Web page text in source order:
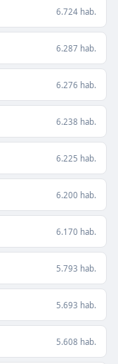
6.724 hab.
6.287 hab.
6.276 hab.
6.238 hab.
6.225 hab.
6.200 hab.
6.170 hab.
5.793 hab.
5.693 hab.
5.608 hab.